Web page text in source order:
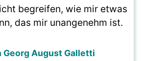
begreifen, wie mir etwas
das mir unangenehm ist.
Georg August Galletti